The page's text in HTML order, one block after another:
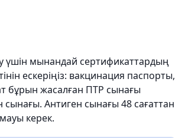
үшін мынандай сертификаттардың
ескеріңіз: вакцинация паспорты,
бұрын жасалған ПТР сынағы
сынағы. Антиген сынағы 48 сағаттан
керек.